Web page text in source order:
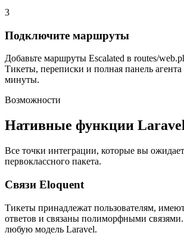
3
Подключите маршруты
Добавьте маршруты Escalated в routes/
Тикеты, переписки и полная панель
минуты.
Возможности
Нативные функции
Все точки интеграции, которые вы
первоклассного пакета.
Связи Eloquent
Тикеты принадлежат пользователям,
ответов и связаны полиморфными
любую модель Laravel.